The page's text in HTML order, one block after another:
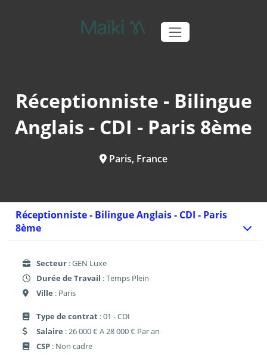
Réceptionniste - Bilingue
Anglais - CDI - Paris 8ème
Paris, France
Réceptionniste - Bilingue Anglais - CDI - Paris
8ème
Secteur : GEN Luxe
Durée de Travail : Temps Plein
Ville : Paris
Type de contrat : 01 - CDI
Salaire : 26 000 € A 28 000 € Par an
CSP : Non cadre